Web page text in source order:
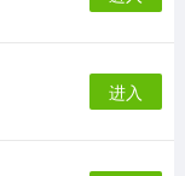
进入